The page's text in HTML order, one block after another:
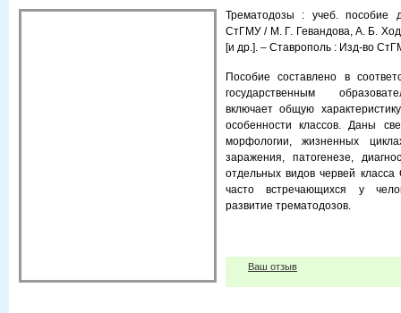
Трематодозы : учеб. пособие
СтГМУ / М. Г. Гевандова, А. Б.
[и др.]. – Ставрополь : Изд-во
Пособие составлено в
государственным
включает общую
особенности классов. Даны
морфологии, жиз­ненных
заражения, патогенезе,
отдельных видов червей
часто встречающихся у
развитие трематодозов.
Ваш отзыв